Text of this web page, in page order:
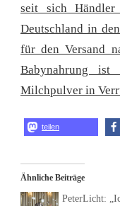
seit sich
Deutschland in
für den Versand
Babynahrung ist
Milchpulver in
teilen
Ähnliche Beiträge
PeterLicht: